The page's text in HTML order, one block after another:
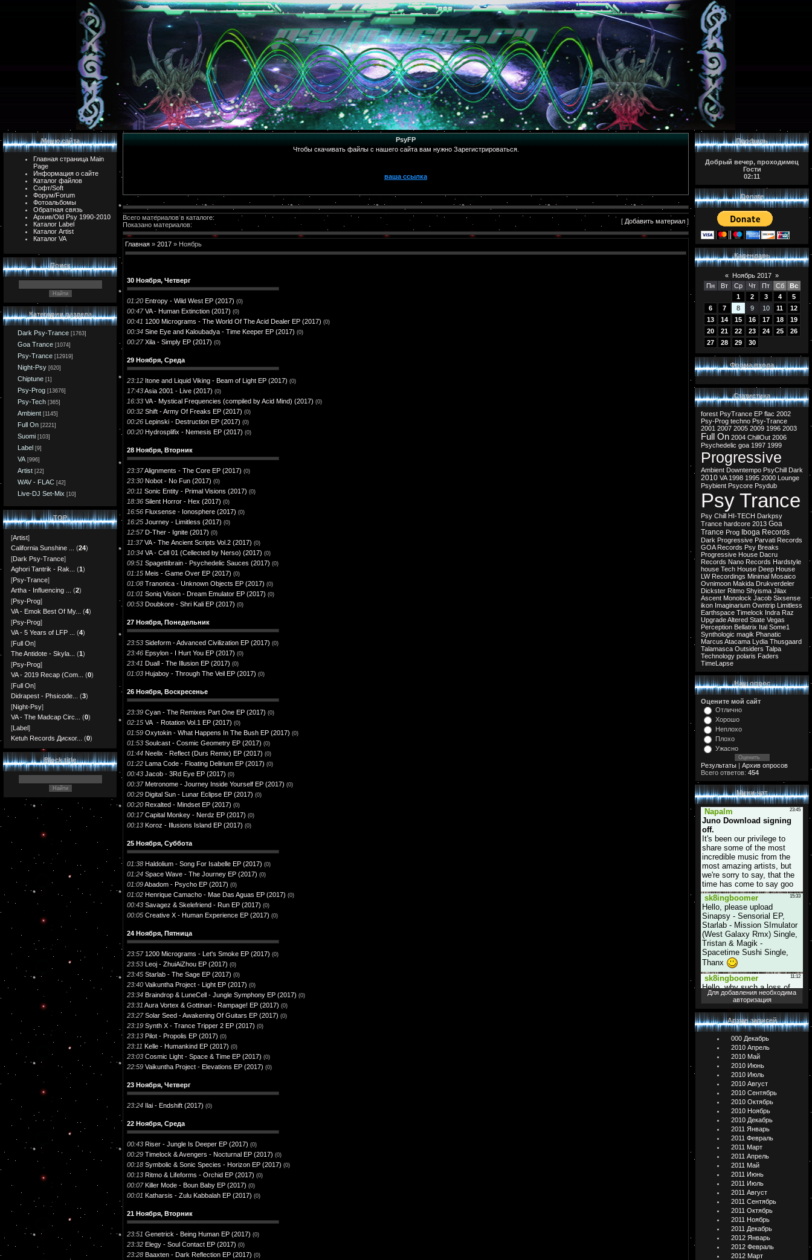
Меню сайта
Главная страница Main
Page
Информация о сайте
Каталог файлов
Софт/Soft
Форум/Forum
Фотоальбомы
Обратная связь
Архив/Old Psy 1990-2010
Каталог Label
Каталог Artist
Каталог VA
Поиск
Категории раздела
Dark Psy-Trance [1763]
Goa Trance [1074]
Psy-Trance [12919]
Night-Psy [620]
Chiptune [1]
Psy-Prog [13676]
Psy-Tech [365]
Ambient [1145]
Full On [2221]
Suomi [103]
Label [9]
VA [996]
Artist [22]
WAV - FLAC [42]
Live-DJ Set-Mix [10]
TOP
[Artist]
California Sunshine ...
(24)
[Dark Psy-Trance]
Aghori Tantrik - Rak...
(1)
[Psy-Trance]
Artha - Influencing ...
(2)
[Psy-Prog]
VA - Emok Best Of My...
(4)
[Psy-Prog]
VA - 5 Years of LFP ...
(4)
[Full On]
The Antidote - Skyla...
(1)
[Psy-Prog]
VA - 2019 Recap (Com...
(0)
[Full On]
Didrapest - Phsicode...
(3)
[Night-Psy]
VA - The Madcap Circ...
(0)
[Label]
Ketuh Records Диског...
(0)
Block title
PsyFP
Чтобы скачивать файлы с нашего сайта вам нужно Зарегистрироваться.
ваша ссылка
Всего материалов в каталоге:
Показано материалов:
[ Добавить материал ]
Главная » 2017 » Ноябрь
30 Ноября, Четверг
01:20 Entropy - Wild West EP (2017) (0)
00:47 VA - Human Extinction (2017) (0)
00:41 1200 Micrograms - The World Of The Acid Dealer EP (2017) (0)
00:34 Sine Eye and Kaloubadya - Time Keeper EP (2017) (0)
00:27 Xila - Simply EP (2017) (0)
29 Ноября, Среда
23:12 Itone and Liquid Viking - Beam of Light EP (2017) (0)
17:43Asia 2001 - Live (2017) (0)
16:33 VA - Mystical Frequencies (compiled by Acid Mind) (2017) (0)
00:32 Shift - Army Of Freaks EP (2017) (0)
00:26 Lepinski - Destruction EP (2017) (0)
00:20 Hydrosplifix - Nemesis EP (2017) (0)
28 Ноября, Вторник
23:37Alignments - The Core EP (2017) (0)
23:30 Nobot - No Fun (2017) (0)
20:11 Sonic Entity - Primal Visions (2017) (0)
18:36 Silent Horror - Hex (2017) (0)
16:56 Fluxsense - Ionosphere (2017) (0)
16:25 Journey - Limitless (2017) (0)
12:57 D-Ther - Ignite (2017) (0)
11:37 VA - The Аncient Scriрts Vol.2 (2017) (0)
10:34 VA - Cell 01 (Cellected by Nerso) (2017) (0)
09:51 Spagettibrain - Psychedelic Sauces (2017) (0)
01:15 Meis - Game Over EP (2017) (0)
01:08 Tranonica - Unknown Objects EP (2017) (0)
01:01 Soniq Vision - Dream Emulator EP (2017) (0)
00:53 Doubkore - Shri Kali EP (2017) (0)
27 Ноября, Понедельник
23:53 Sideform - Advanced Civilization EP (2017) (0)
23:46 Epsylon - I Hurt You EP (2017) (0)
23:41 Duall - The Illusion EP (2017) (0)
01:03 Hujaboy - Through The Veil EP (2017) (0)
26 Ноября, Воскресенье
23:39 Cyan - The Remixes Part One EP (2017) (0)
02:15 VA - Rotation Vol.1 EP (2017) (0)
01:59 Oxytokin - What Happens In The Bush EP (2017) (0)
01:53 Soulcast - Cosmic Geometry EP (2017) (0)
01:44 Neelix - Reflect (Durs Remix) EP (2017) (0)
01:22 Lama Code - Floating Delirium EP (2017) (0)
00:43 Jacob - 3Rd Eye EP (2017) (0)
00:37 Metronome - Journey Inside Yourself EP (2017) (0)
00:29 Digital Sun - Lunar Eclipse EP (2017) (0)
00:20 Rexalted - Mindset EP (2017) (0)
00:17 Capital Monkey - Nerdz EP (2017) (0)
00:13 Koroz - Illusions Island EP (2017) (0)
25 Ноября, Суббота
01:38 Haldolium - Song For Isabelle EP (2017) (0)
01:24 Space Wave - The Journey EP (2017) (0)
01:09Abadom - Psycho EP (2017) (0)
01:02 Henrique Camacho - Mae Das Aguas EP (2017) (0)
00:43 Savagez & Skelefriend - Run EP (2017) (0)
00:05 Creative X - Human Experience EP (2017) (0)
24 Ноября, Пятница
23:57 1200 Micrograms - Let's Smoke EP (2017) (0)
23:53 Leoj - ZhuiAiZhou EP (2017) (0)
23:45 Starlab - The Sage EP (2017) (0)
23:40 Vaikuntha Project - Light EP (2017) (0)
23:34 Braindrop & LuneCell - Jungle Symphony EP (2017) (0)
23:31 Aura Vortex & Gottinari - Rampage! EP (2017) (0)
23:27 Solar Seed - Awakening Of Guitars EP (2017) (0)
23:19 Synth X - Trance Tripper 2 EP (2017) (0)
23:13 Pilot - Propolis EP (2017) (0)
23:11 Kelle - Humankind EP (2017) (0)
23:03 Cosmic Light - Space & Time EP (2017) (0)
22:59 Vaikuntha Project - Elevations EP (2017) (0)
23 Ноября, Четверг
23:24 Ilai - Endshift (2017) (0)
22 Ноября, Среда
00:43 Riser - Jungle Is Deeper EP (2017) (0)
00:29 Timelock & Avengers - Nocturnal EP (2017) (0)
00:18 Symbolic & Sonic Species - Horizon EP (2017) (0)
00:13 Ritmo & Lifeforms - Orchid EP (2017) (0)
00:07 Killer Mode - Boun Baby EP (2017) (0)
00:01 Katharsis - Zulu Kabbalah EP (2017) (0)
21 Ноября, Вторник
23:51 Genetrick - Being Human EP (2017) (0)
23:32 Elegy - Soul Contact EP (2017) (0)
23:28 Baaxten - Dark Reflection EP (2017) (0)
Профиль
Добрый вечер, проходимец
Гости
02:11
Donate
Календарь
« Ноябрь 2017 »
Пн
Вт Ср Чт Пт Сб
Вс
1
2 3 4
5
6
7 8 9 10 11
12
13
14 15 16 17 18
19
20
21 22 23 24 25
26
27
28 29 30
Форма входа
Статистика
forest PsyTrance EP flac 2002
Psy-Prog techno Psy-Trance
2001 2007 2005 2009 1996 2003
Full On 2004 ChillOut 2006
Psychedelic goa 1997 1999
Progressive
Ambient Downtempo PsyChill Dark
2010 VA 1998 1995 2000 Lounge
Psybient Psycore Psydub
Psy Trance
Psy Chill HI-TECH Darkpsy
Trance hardcore 2013 Goa
Trance Prog Iboga Records
Dark Progressive Parvati Records
GOA Records Psy Breaks
Progressive House Dacru
Records Nano Records Hardstyle
house Tech House Deep House
LW Recordings Minimal Mosaico
Ovnimoon Makida Drukverdeler
Dickster Ritmo Shyisma Jilax
Ascent Monolock Jacob Sixsense
ikon Imaginarium Owntrip Limitless
Earthspace Timelock Indra Raz
UpgradeAltered State Vegas
Perception Bellatrix Ital Some1
Synthologic magik Phanatic
Marcus Atacama Lydia Thusgaard
Talamasca Outsiders Talpa
Technology polaris Faders
TimeLapse
Наш опрос
Оцените мой сайт
Отлично
Хорошо
Неплохо
Плохо
Ужасно
Результаты | Архив опросов
Всего ответов: 454
Мини-чат
Для добавления необходима
авторизация
Архив записей
000 Декабрь
2010 Апрель
2010 Май
2010 Июнь
2010 Июль
2010 Август
2010 Сентябрь
2010 Октябрь
2010 Ноябрь
2010 Декабрь
2011 Январь
2011 Февраль
2011 Март
2011 Апрель
2011 Май
2011 Июнь
2011 Июль
2011 Август
2011 Сентябрь
2011 Октябрь
2011 Ноябрь
2011 Декабрь
2012 Январь
2012 Февраль
2012 Март